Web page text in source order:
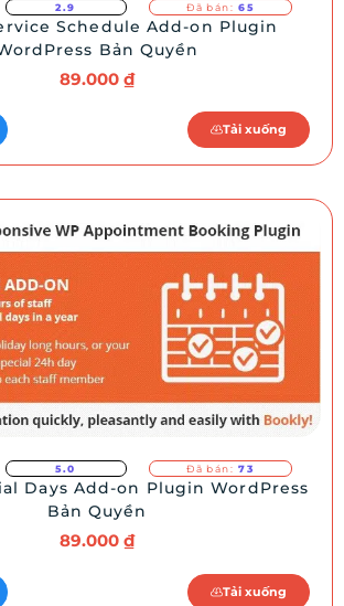
2.9 Đã bán: 65
Schedule Add-on Plugin
Bản Quyền
89.000 ₫
Tải xuống
5.0 Đã bán: 73
Days Add-on Plugin WordPress
Bản Quyền
89.000 ₫
Tải xuống